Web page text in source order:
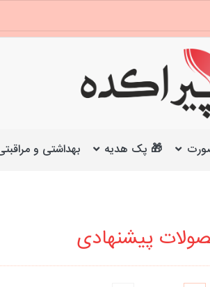
🎁 پک هدیه بهداشتی و
پیشنهادی